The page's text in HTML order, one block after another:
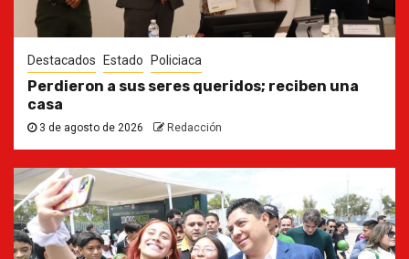
Destacados Estado Policiaca
Perdieron a sus seres queridos; reciben una
casa
3 de agosto de 2026 Redacción